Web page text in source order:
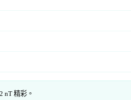
nT 精彩。